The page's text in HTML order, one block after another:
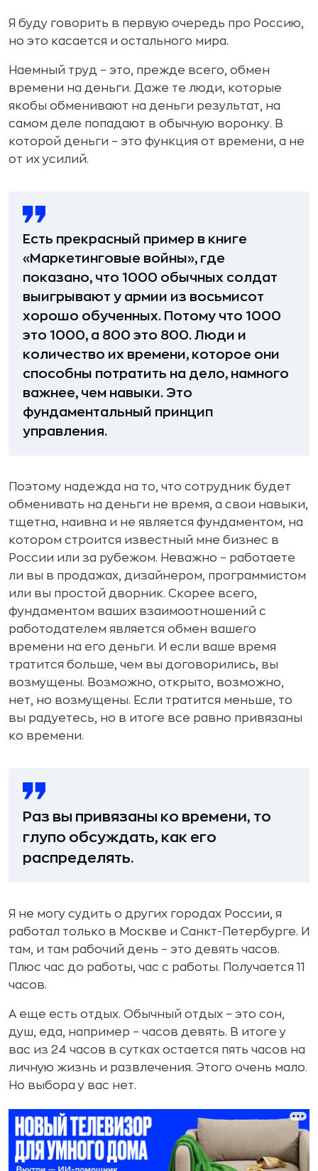
Я буду говорить в первую очередь про Россию,
но это касается и остального мира.
Наемный труд – это, прежде всего, обмен
времени на деньги. Даже те люди, которые
якобы обменивают на деньги результат, на
самом деле попадают в обычную воронку. В
которой деньги – это функция от времени, а не
от их усилий.
Есть прекрасный пример в книге
«Маркетинговые войны», где
показано, что 1000 обычных солдат
выигрывают у армии из восьмисот
хорошо обученных. Потому что 1000
это 1000, а 800 это 800. Люди и
количество их времени, которое они
способны потратить на дело, намного
важнее, чем навыки. Это
фундаментальный принцип
управления.
Поэтому надежда на то, что сотрудник будет
обменивать на деньги не время, а свои навыки,
тщетна, наивна и не является фундаментом, на
котором строится известный мне бизнес в
России или за рубежом. Неважно – работаете
ли вы в продажах, дизайнером, программистом
или вы простой дворник. Скорее всего,
фундаментом ваших взаимоотношений с
работодателем является обмен вашего
времени на его деньги. И если ваше время
тратится больше, чем вы договорились, вы
возмущены. Возможно, открыто, возможно,
нет, но возмущены. Если тратится меньше, то
вы радуетесь, но в итоге все равно привязаны
ко времени.
Раз вы привязаны ко времени, то
глупо обсуждать, как его
распределять.
Я не могу судить о других городах России, я
работал только в Москве и Санкт-Петербурге. И
там, и там рабочий день – это девять часов.
Плюс час до работы, час с работы. Получается 11
часов.
А еще есть отдых. Обычный отдых – это сон,
душ, еда, например – часов девять. В итоге у
вас из 24 часов в сутках остается пять часов на
личную жизнь и развлечения. Этого очень мало.
Но выбора у вас нет.